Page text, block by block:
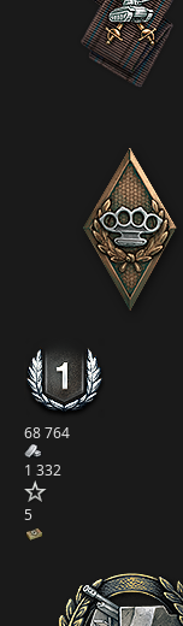
68 764
1 332
5